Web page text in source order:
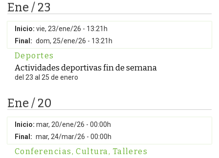
Ene / 23
Inicio: vie, 23/ene/26 - 13:21h
Final: dom, 25/ene/26 - 13:21h
Deportes
Actividades deportivas fin de semana
del 23 al 25 de enero
Ene / 20
Inicio: mar, 20/ene/26 - 00:00h
Final: mar, 24/mar/26 - 00:00h
Conferencias, Cultura, Talleres